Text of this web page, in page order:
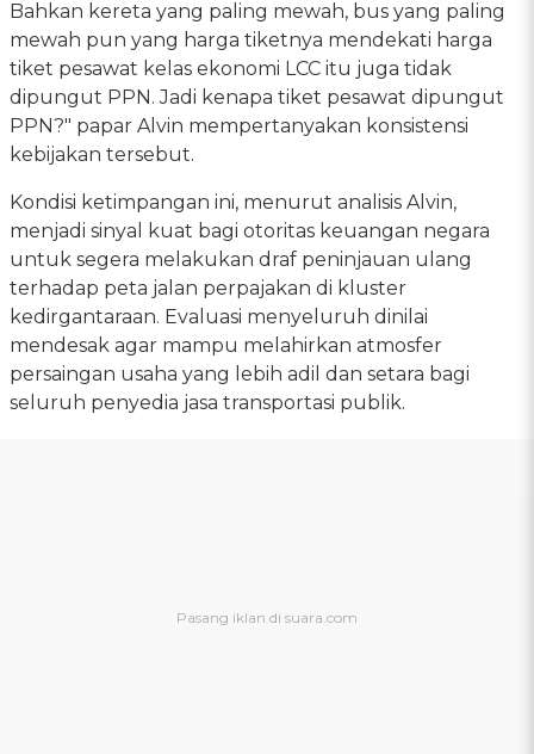
Bahkan kereta yang paling mewah, bus yang paling
mewah pun yang harga tiketnya mendekati harga
tiket pesawat kelas ekonomi LCC itu juga tidak
dipungut PPN. Jadi kenapa tiket pesawat dipungut
PPN?" papar Alvin mempertanyakan konsistensi
kebijakan tersebut.
Kondisi ketimpangan ini, menurut analisis Alvin,
menjadi sinyal kuat bagi otoritas keuangan negara
untuk segera melakukan draf peninjauan ulang
terhadap peta jalan perpajakan di kluster
kedirgantaraan. Evaluasi menyeluruh dinilai
mendesak agar mampu melahirkan atmosfer
persaingan usaha yang lebih adil dan setara bagi
seluruh penyedia jasa transportasi publik.